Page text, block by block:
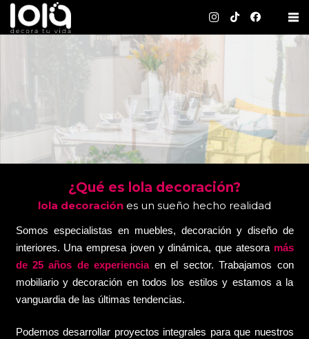
¿Qué es lola decoración?
lola decoración es un sueño hecho realidad
Somos especialistas en muebles, decoración y diseño de
interiores. Una empresa joven y dinámica, que atesora más
de 25 años de experienciaen el sector. Trabajamos con
mobiliario y decoración en todos los estilos y estamos a la
vanguardia de las últimas tendencias.
Podemos desarrollar proyectos integrales para que nuestros